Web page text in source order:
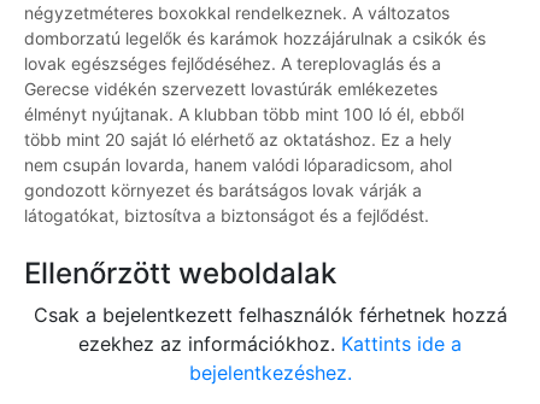
négyzetméteres boxokkal rendelkeznek. A változatos
domborzatú legelők és karámok hozzájárulnak a csikók és
lovak egészséges fejlődéséhez. A tereplovaglás és a
Gerecse vidékén szervezett lovastúrák emlékezetes
élményt nyújtanak. A klubban több mint 100 ló él, ebből
több mint 20 saját ló elérhető az oktatáshoz. Ez a hely
nem csupán lovarda, hanem valódi lóparadicsom, ahol
gondozott környezet és barátságos lovak várják a
látogatókat, biztosítva a biztonságot és a fejlődést.
Ellenőrzött weboldalak
Csak a bejelentkezett felhasználók férhetnek hozzá
ezekhez az információkhoz. Kattints ide a
bejelentkezéshez.